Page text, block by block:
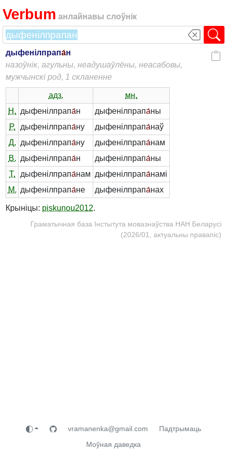
Verbum анлайнавы слоўнік
дыфенілпрапа́н
назоўнік, агульны, неадушаўлёны, неасабовы,
мужчынскі род, 1 скланенне
адз.
мн.
Н. дыфенілпрапа́н дыфенілпрапа́ны
Р.
дыфенілпрапа́ну дыфенілпрапа́наў
Д. дыфенілпрапа́ну дыфенілпрапа́нам
В. дыфенілпрапа́н дыфенілпрапа́ны
Т.
дыфенілпрапа́нам дыфенілпрапа́намі
М. дыфенілпрапа́не дыфенілпрапа́нах
Крыніцы: piskunou2012.
Граматычная база Інстытута мовазнаўства НАН Беларусі
(2026/01, актуальны правапіс)
vramanenka@gmail.com
Падтрымаць
Моўная даведка